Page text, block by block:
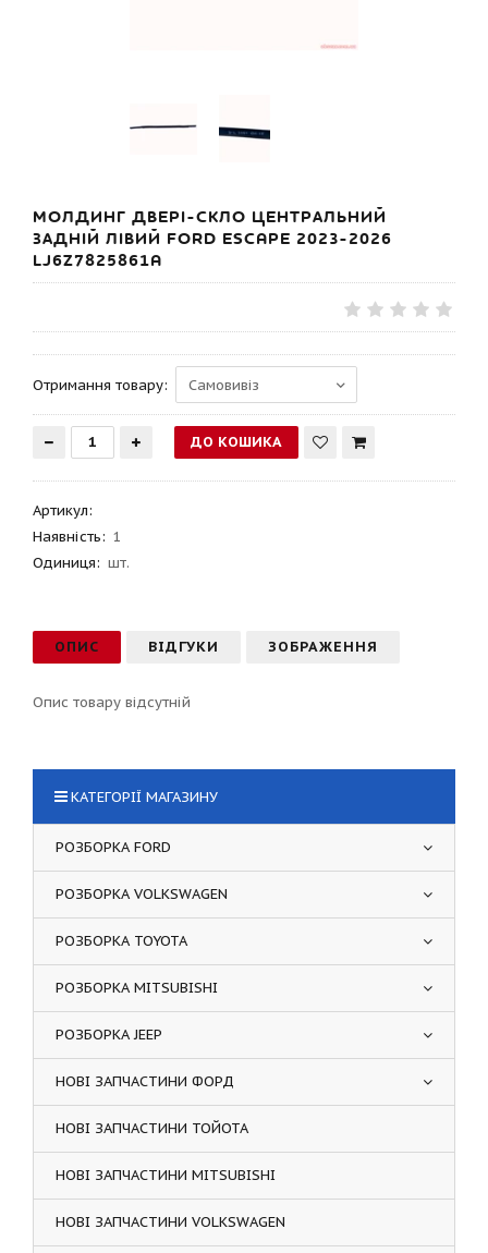
МОЛДИНГ ДВЕРІ-СКЛО ЦЕНТРАЛЬНИЙ
ЗАДНІЙ ЛІВИЙ FORD ESCAPE 2023-2026
LJ6Z7825861A
Отримання товару:
Артикул:
Наявність: 1
Одиниця: шт.
ОПИС ВІДГУКИ ЗОБРАЖЕННЯ
Опис товару відсутній
КАТЕГОРІЇ МАГАЗИНУ
РОЗБОРКА FORD
РОЗБОРКА VOLKSWAGEN
РОЗБОРКА TOYOTA
РОЗБОРКА MITSUBISHI
РОЗБОРКА JEEP
НОВІ ЗАПЧАСТИНИ ФОРД
НОВІ ЗАПЧАСТИНИ ТОЙОТА
НОВІ ЗАПЧАСТИНИ MITSUBISHI
НОВІ ЗАПЧАСТИНИ VOLKSWAGEN